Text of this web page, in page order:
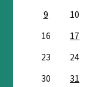
9
10
16
17
23
24
30
31